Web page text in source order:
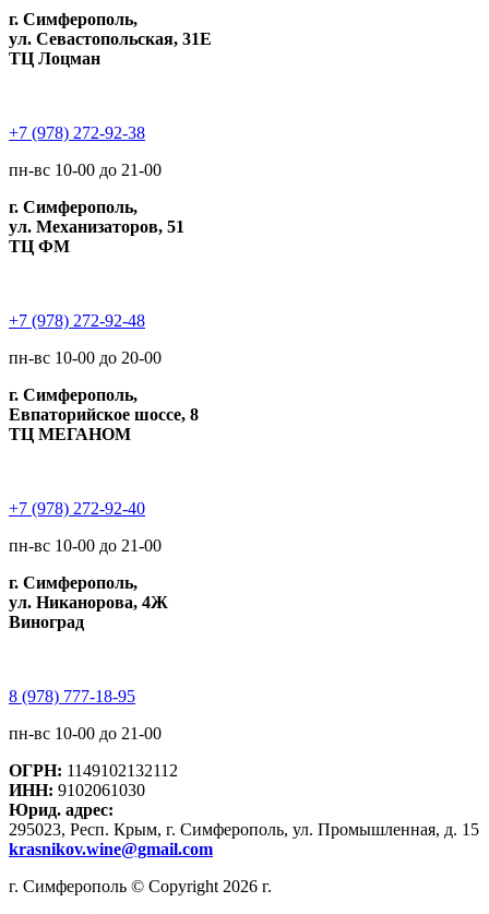
г. Симферополь,
ул. Севастопольская, 31Е
ТЦ Лоцман
+7 (978) 272-92-38
пн-вс 10-00 до 21-00
г. Симферополь,
ул. Механизаторов, 51
ТЦ ФМ
+7 (978) 272-92-48
пн-вс 10-00 до 20-00
г. Симферополь,
Евпаторийское шоссе, 8
ТЦ МЕГАНОМ
+7 (978) 272-92-40
пн-вс 10-00 до 21-00
г. Симферополь,
ул. Никанорова, 4Ж
Виноград
8 (978) 777-18-95
пн-вс 10-00 до 21-00
ОГРН: 1149102132112
ИНН: 9102061030
Юрид. адрес:
295023, Респ. Крым, г. Симферополь, ул. Промышленная, д. 15
krasnikov.wine@gmail.com
г. Симферополь © Copyright 2026 г.